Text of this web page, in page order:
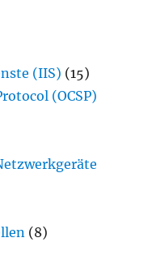
(IIS) (15)
(OCSP)
(8)